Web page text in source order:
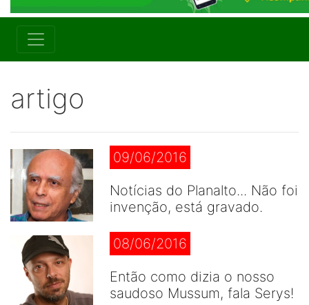
artigo
09/06/2016
Notícias do Planalto... Não foi
invenção, está gravado.
08/06/2016
Então como dizia o nosso
saudoso Mussum, fala Serys!